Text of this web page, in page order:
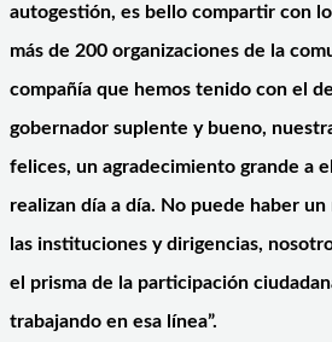
autogestión, es bello compartir con
más de 200 organizaciones de la
compañía que hemos tenido con el
gobernador suplente y bueno,
felices, un agradecimiento grande a
realizan día a día. No puede haber
las instituciones y dirigencias,
el prisma de la participación
trabajando en esa línea”.